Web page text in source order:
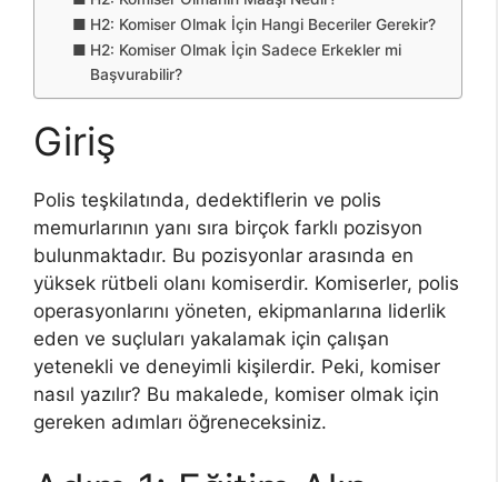
H2: Komiser Olmak İçin Hangi Beceriler Gerekir?
H2: Komiser Olmak İçin Sadece Erkekler mi
Başvurabilir?
Giriş
Polis teşkilatında, dedektiflerin ve polis
memurlarının yanı sıra birçok farklı pozisyon
bulunmaktadır. Bu pozisyonlar arasında en
yüksek rütbeli olanı komiserdir. Komiserler, polis
operasyonlarını yöneten, ekipmanlarına liderlik
eden ve suçluları yakalamak için çalışan
yetenekli ve deneyimli kişilerdir. Peki, komiser
nasıl yazılır? Bu makalede, komiser olmak için
gereken adımları öğreneceksiniz.